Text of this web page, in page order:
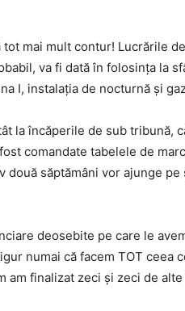
tot mai mult contur! Lucrările
va fi dată în folosința la
I, instalația de nocturnă și
la încăperile de sub tribună,
comandate tabelele de
săptămâni vor ajunge
deosebite pe care le
numai că facem TOT ceea
am finalizat zeci și zeci de